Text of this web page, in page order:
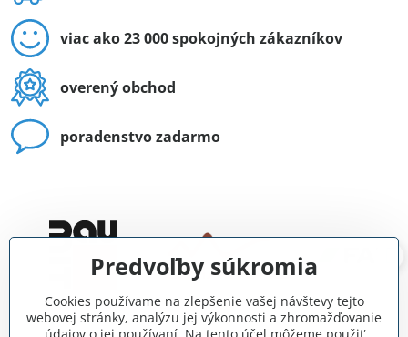
viac ako 23 000 spokojných zákazníkov
overený obchod
poradenstvo zadarmo
Predvoľby súkromia
Cookies používame na zlepšenie vašej návštevy tejto
webovej stránky, analýzu jej výkonnosti a zhromažďovanie